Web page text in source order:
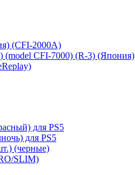
(CFI-2000A)
(model CFI-7000) (R-3) (Япония)
для PS5
для PS5
(черные)
SLIM)